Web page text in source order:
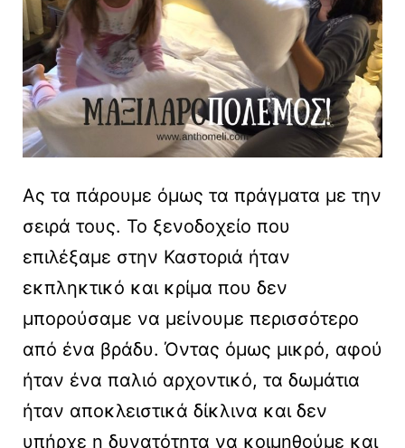
Ας τα πάρουμε όμως τα πράγματα με την
σειρά τους. Το ξενοδοχείο που
επιλέξαμε στην Καστοριά ήταν
εκπληκτικό και κρίμα που δεν
μπορούσαμε να μείνουμε περισσότερο
από ένα βράδυ. Όντας όμως μικρό, αφού
ήταν ένα παλιό αρχοντικό, τα δωμάτια
ήταν αποκλειστικά δίκλινα και δεν
υπήρχε η δυνατότητα να κοιμηθούμε και